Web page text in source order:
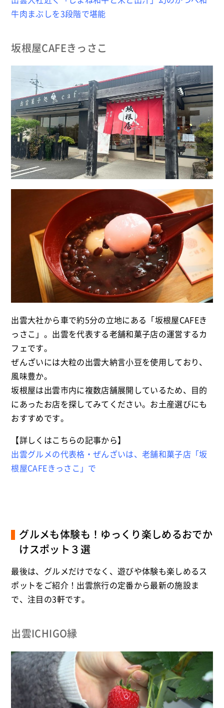
牛肉まぶしを3段階で堪能
坂根屋CAFEきっさこ
出雲大社から車で約5分の立地にある「坂根屋CAFEき
っさこ」。出雲を代表する老舗和菓子店の運営するカ
フェです。
ぜんざいには大粒の出雲大納言小豆を使用しており、
風味豊か。
坂根屋は出雲市内に複数店舗展開しているため、目的
にあったお店を探してみてください。お土産選びにも
おすすめです。
【詳しくはこちらの記事から】
出雲グルメの代表格・ぜんざいは、老舗和菓子店「坂
根屋CAFEきっさこ」で
グルメも体験も！ゆっくり楽しめるおでか
けスポット３選
最後は、グルメだけでなく、遊びや体験も楽しめるス
ポットをご紹介！出雲旅行の定番から最新の施設ま
で、注目の3軒です。
出雲ICHIGO縁